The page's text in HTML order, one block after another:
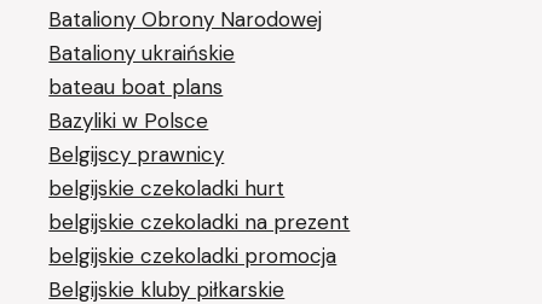
Bataliony Obrony Narodowej
Bataliony ukraińskie
bateau boat plans
Bazyliki w Polsce
Belgijscy prawnicy
belgijskie czekoladki hurt
belgijskie czekoladki na prezent
belgijskie czekoladki promocja
Belgijskie kluby piłkarskie